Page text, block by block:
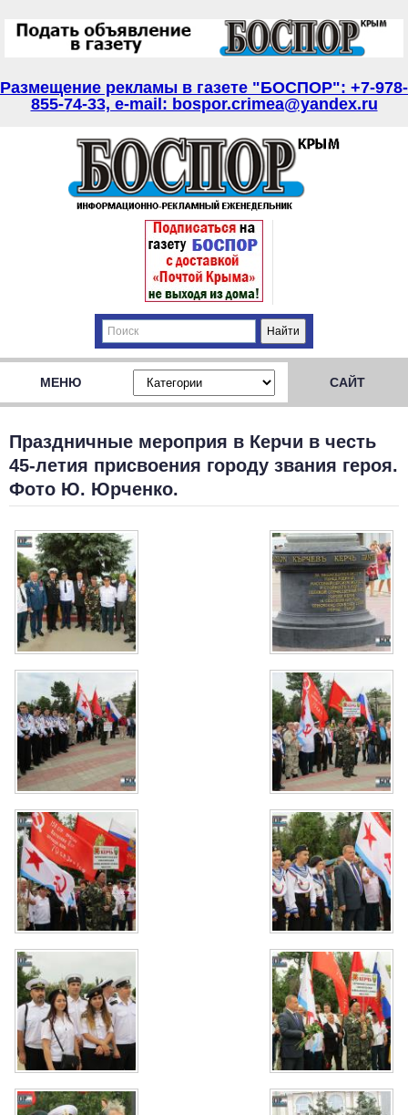
Размещение рекламы в газете "БОСПОР": +7-978-
855-74-33, e-mail: bospor.crimea@yandex.ru
МЕНЮ САЙТ
Праздничные мероприя в Керчи в честь
45-летия присвоения городу звания героя.
Фото Ю. Юрченко.